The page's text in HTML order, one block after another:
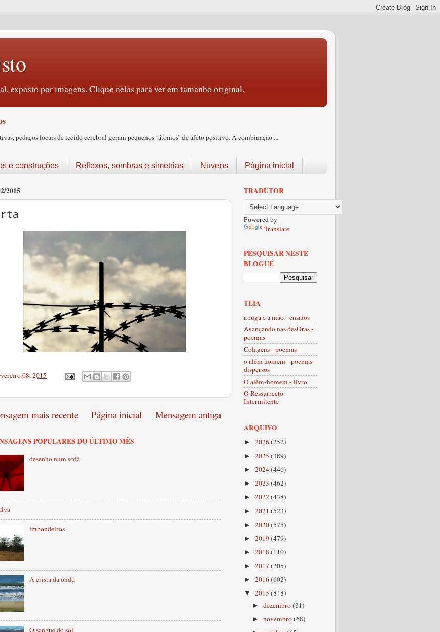
exposto por imagens. Clique nelas para ver em tamanho original.
pedaços locais de tecido cerebral geram pequenos ‘átomos’ de afeto positivo. A combinação ...
e construções Reflexos, sombras e simetrias Nuvens Página inicial
2015
08, 2015
mais recente Mensagem antiga
Página inicial
POPULARES DO ÚLTIMO MÊS
desenho num sofá
imbondeiros
A crista da onda
O sangue do sol
TRADUTOR
Powered by
Translate
PESQUISAR NESTE
BLOGUE
TEIA
a ruga e a mão - ensaios
Avançando nas desOras -
poemas
Colagens - poemas
o além homem - poemas
dispersos
O além-homem - livro
O Ressurrecto
Intermitente
ARQUIVO
► 2026(252)
► 2025 (389)
► 2024(446)
► 2023 (462)
► 2022(438)
► 2021 (523)
► 2020(575)
► 2019(479)
► 2018 (110)
► 2017 (205)
► 2016(602)
▼ 2015 (848)
►dezembro(81)
►novembro(68)